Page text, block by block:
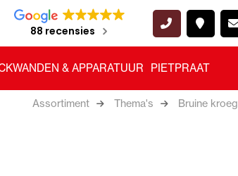
88 recensies
& APPARATUUR PIETPRAAT
Assortiment Thema's Bruine kroeg